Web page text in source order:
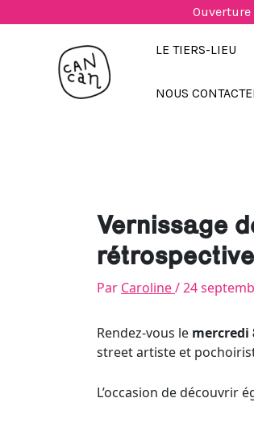
Ouverture
au
LE TIERS-LIEU
NOUS
Vernissage
Par Caroline/24
Rendez-vous le mercredi
street artiste et
L’occasion de découvrir